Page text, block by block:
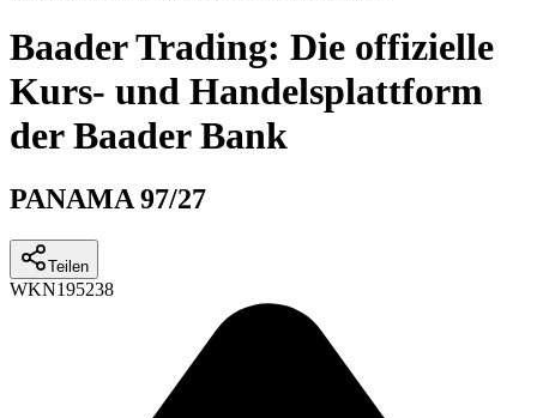
Baader Trading: Die offizielle
Kurs- und Handelsplattform
der Baader Bank
PANAMA 97/27
Teilen
WKN195238